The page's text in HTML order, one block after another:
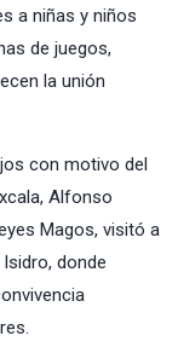
a niñas y niños
de juegos,
la unión
con motivo del
Alfonso
Magos, visitó a
donde